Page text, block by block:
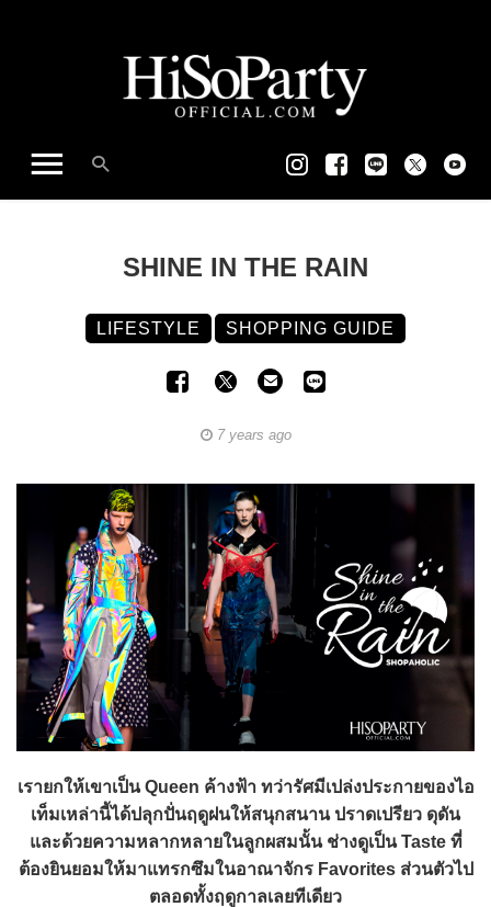
SHINE IN THE RAIN
LIFESTYLE SHOPPING GUIDE
7 years ago
เรายกให้เขาเป็น Queen ค้างฟ้า ทว่ารัศมีเปล่งประกายของไอ
เท็มเหล่านี้ได้ปลุกปั่นฤดูฝนให้สนุกสนาน ปราดเปรียว ดุดัน
และด้วยความหลากหลายในลูกผสมนั้น ช่างดูเป็น Taste ที่
ต้องยินยอมให้มาแทรกซึมในอาณาจักร Favorites ส่วนตัวไป
ตลอดทั้งฤดูกาลเลยทีเดียว